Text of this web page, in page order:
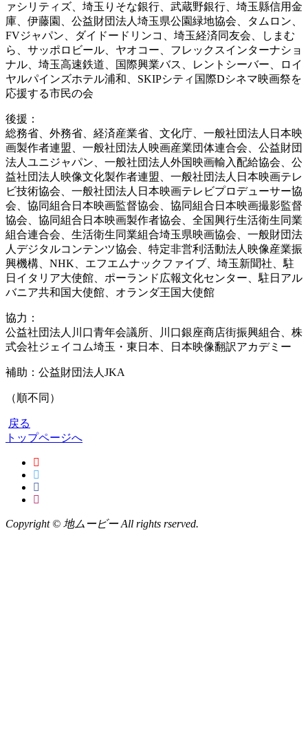
ァシリティズ、埼玉りそな銀行、武蔵野銀行、埼玉縣信用金
庫、伊藤園、公益財団法人埼玉県公園緑地協会、タムロン、
FVジャパン、ダイドードリンコ、埼玉経済同友会、しまむ
ら、サッポロビール、ヤオコー、フレックスインターナショ
ナル、埼玉高速鉄道、国際興業バス、レントシーバー、ロイ
ヤルパインズホテル浦和、SKIPシティ国際Dシネマ映画祭を
応援する市民の会
後援：
総務省、外務省、経済産業省、文化庁、一般社団法人日本映
画製作者連盟、一般社団法人映画産業団体連合会、公益財団
法人ユニジャパン、一般社団法人外国映画輸入配給協会、公
益社団法人映像文化製作者連盟、一般社団法人日本映画テレ
ビ技術協会、一般社団法人日本映画テレビプロデューサー協
会、協同組合日本映画監督協会、協同組合日本映画撮影監督
協会、協同組合日本映画製作者協会、全国興行生活衛生同業
組合連合会、生活衛生同業組合埼玉県映画協会、一般財団法
人デジタルコンテンツ協会、特定非営利活動法人映像産業振
興機構、NHK、エフエムナックファイブ、埼玉新聞社、駐
日イタリア大使館、ポーランド広報文化センター、駐日アル
バニア共和国大使館、オランダ王国大使館
協力：
公益社団法人川口青年会議所、川口銀座商店街振興組合、株
式会社ジェイコム埼玉・東日本、日本映像翻訳アカデミー
補助：公益財団法人JKA
（順不同）
戻る
トップページへ
Copyright © 地ムービー All rights rserved.